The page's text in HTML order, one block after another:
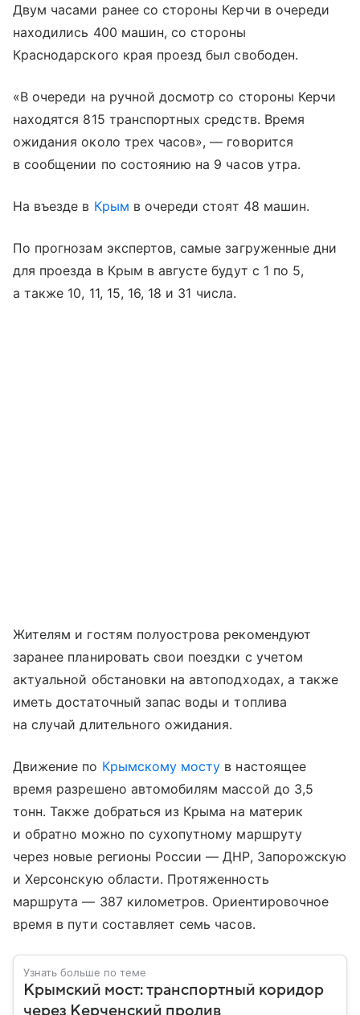
Двум часами ранее со стороны Керчи в очереди
находились 400 машин, со стороны
Краснодарского края проезд был свободен.
«В очереди на ручной досмотр со стороны Керчи
находятся 815 транспортных средств. Время
ожидания около трех часов», — говорится
в сообщении по состоянию на 9 часов утра.
На въезде в Крым в очереди стоят 48 машин.
По прогнозам экспертов, самые загруженные дни
для проезда в Крым в августе будут с 1 по 5,
а также 10, 11, 15, 16, 18 и 31 числа.
Жителям и гостям полуострова рекомендуют
заранее планировать свои поездки с учетом
актуальной обстановки на автоподходах, а также
иметь достаточный запас воды и топлива
на случай длительного ожидания.
Движение по Крымскому мосту в настоящее
время разрешено автомобилям массой до 3,5
тонн. Также добраться из Крыма на материк
и обратно можно по сухопутному маршруту
через новые регионы России — ДНР, Запорожскую
и Херсонскую области. Протяженность
маршрута — 387 километров. Ориентировочное
время в пути составляет семь часов.
Узнать больше по теме
Крымский мост: транспортный коридор
через Керченский пролив